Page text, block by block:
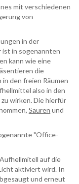
mit verschiedenen
von
in der
ist in sogenannten
kann wie eine
die
den freien Räumen
also in den
wirken. Die hierfür
Säuren und
"Office-
auf die
aktiviert wird. In
und erneut